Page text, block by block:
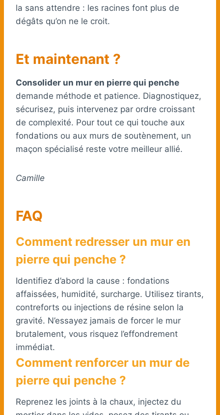
la sans attendre : les racines font plus de
dégâts qu’on ne le croit.
Et maintenant ?
Consolider un mur en pierre qui penche
demande méthode et patience. Diagnostiquez,
sécurisez, puis intervenez par ordre croissant
de complexité. Pour tout ce qui touche aux
fondations ou aux murs de soutènement, un
maçon spécialisé reste votre meilleur allié.
Camille
FAQ
Comment redresser un mur en
pierre qui penche ?
Identifiez d’abord la cause : fondations
affaissées, humidité, surcharge. Utilisez tirants,
contreforts ou injections de résine selon la
gravité. N’essayez jamais de forcer le mur
brutalement, vous risquez l’effondrement
immédiat.
Comment renforcer un mur de
pierre qui penche ?
Reprenez les joints à la chaux, injectez du